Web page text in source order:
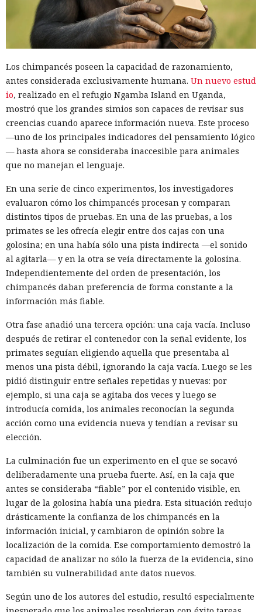
Los chimpancés poseen la capacidad de razonamiento,
antes considerada exclusivamente humana. Un nuevo estud
io, realizado en el refugio Ngamba Island en Uganda,
mostró que los grandes simios son capaces de revisar sus
creencias cuando aparece información nueva. Este proceso
—uno de los principales indicadores del pensamiento lógico
— hasta ahora se consideraba inaccesible para animales
que no manejan el lenguaje.
En una serie de cinco experimentos, los investigadores
evaluaron cómo los chimpancés procesan y comparan
distintos tipos de pruebas. En una de las pruebas, a los
primates se les ofrecía elegir entre dos cajas con una
golosina; en una había sólo una pista indirecta —el sonido
al agitarla— y en la otra se veía directamente la golosina.
Independientemente del orden de presentación, los
chimpancés daban preferencia de forma constante a la
información más fiable.
Otra fase añadió una tercera opción: una caja vacía. Incluso
después de retirar el contenedor con la señal evidente, los
primates seguían eligiendo aquella que presentaba al
menos una pista débil, ignorando la caja vacía. Luego se les
pidió distinguir entre señales repetidas y nuevas: por
ejemplo, si una caja se agitaba dos veces y luego se
introducía comida, los animales reconocían la segunda
acción como una evidencia nueva y tendían a revisar su
elección.
La culminación fue un experimento en el que se socavó
deliberadamente una prueba fuerte. Así, en la caja que
antes se consideraba “fiable” por el contenido visible, en
lugar de la golosina había una piedra. Esta situación redujo
drásticamente la confianza de los chimpancés en la
información inicial, y cambiaron de opinión sobre la
localización de la comida. Ese comportamiento demostró la
capacidad de analizar no sólo la fuerza de la evidencia, sino
también su vulnerabilidad ante datos nuevos.
Según uno de los autores del estudio, resultó especialmente